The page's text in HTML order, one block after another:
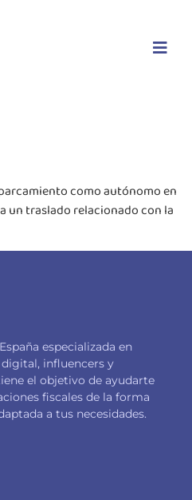
como autónomo en
un traslado relacionado con la
especializada en
influencers y
el objetivo de ayudarte
fiscales de la forma
a tus necesidades.